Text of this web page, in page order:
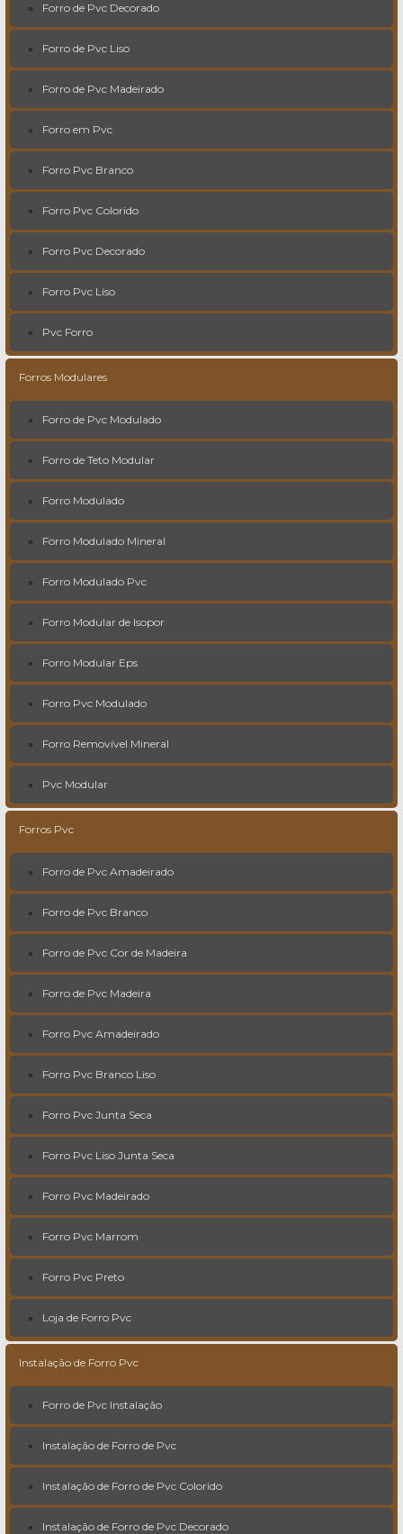
Forro de Pvc Decorado
Forro de Pvc Liso
Forro de Pvc Madeirado
Forro em Pvc
Forro Pvc Branco
Forro Pvc Colorido
Forro Pvc Decorado
Forro Pvc Liso
Pvc Forro
Forros Modulares
Forro de Pvc Modulado
Forro de Teto Modular
Forro Modulado
Forro Modulado Mineral
Forro Modulado Pvc
Forro Modular de Isopor
Forro Modular Eps
Forro Pvc Modulado
Forro Removível Mineral
Pvc Modular
Forros Pvc
Forro de Pvc Amadeirado
Forro de Pvc Branco
Forro de Pvc Cor de Madeira
Forro de Pvc Madeira
Forro Pvc Amadeirado
Forro Pvc Branco Liso
Forro Pvc Junta Seca
Forro Pvc Liso Junta Seca
Forro Pvc Madeirado
Forro Pvc Marrom
Forro Pvc Preto
Loja de Forro Pvc
Instalação de Forro Pvc
Forro de Pvc Instalação
Instalação de Forro de Pvc
Instalação de Forro de Pvc Colorido
Instalação de Forro de Pvc Decorado